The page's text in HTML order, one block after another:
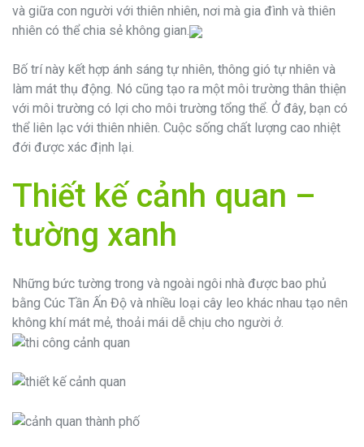
và giữa con người với thiên nhiên, nơi mà gia đình và thiên
nhiên có thể chia sẻ không gian.
Bố trí này kết hợp ánh sáng tự nhiên, thông gió tự nhiên và
làm mát thụ động. Nó cũng tạo ra một môi trường thân thiện
với môi trường có lợi cho môi trường tổng thể. Ở đây, bạn có
thể liên lạc với thiên nhiên. Cuộc sống chất lượng cao nhiệt
đới được xác định lại.
Thiết kế cảnh quan –
tường xanh
Những bức tường trong và ngoài ngôi nhà được bao phủ
bằng Cúc Tần Ấn Độ và nhiều loại cây leo khác nhau tạo nên
không khí mát mẻ, thoải mái dễ chịu cho người ở.